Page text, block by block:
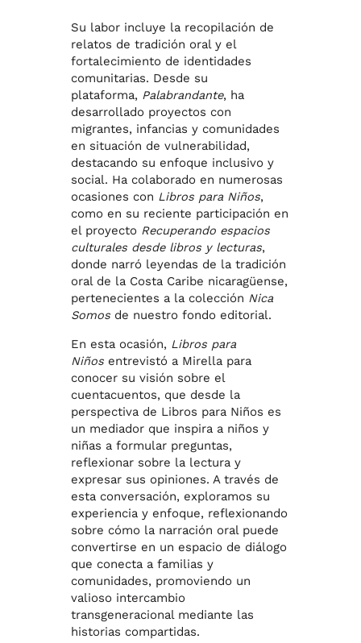
Su labor incluye la recopilación de
relatos de tradición oral y el
fortalecimiento de identidades
comunitarias. Desde su
plataforma, Palabrandante, ha
desarrollado proyectos con
migrantes, infancias y comunidades
en situación de vulnerabilidad,
destacando su enfoque inclusivo y
social. Ha colaborado en numerosas
ocasiones con Libros para Niños,
como en su reciente participación en
el proyecto Recuperando espacios
culturales desde libros y lecturas,
donde narró leyendas de la tradición
oral de la Costa Caribe nicaragüense,
pertenecientes a la colección Nica
Somos de nuestro fondo editorial.
En esta ocasión, Libros para
Niños entrevistó a Mirella para
conocer su visión sobre el
cuentacuentos, que desde la
perspectiva de Libros para Niños es
un mediador que inspira a niños y
niñas a formular preguntas,
reflexionar sobre la lectura y
expresar sus opiniones. A través de
esta conversación, exploramos su
experiencia y enfoque, reflexionando
sobre cómo la narración oral puede
convertirse en un espacio de diálogo
que conecta a familias y
comunidades, promoviendo un
valioso intercambio
transgeneracional mediante las
historias compartidas.